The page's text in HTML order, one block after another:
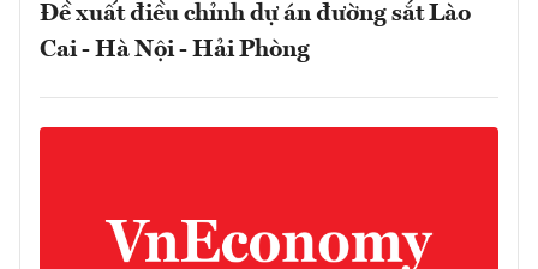
Đề xuất điều chỉnh dự án đường sắt Lào
Cai - Hà Nội - Hải Phòng